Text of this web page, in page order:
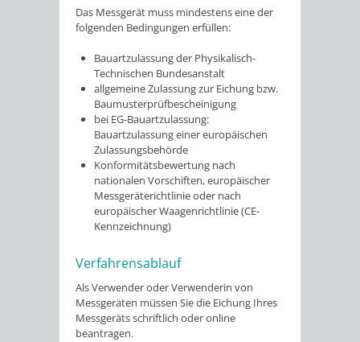
Das Messgerät muss mindestens eine der
folgenden Bedingungen erfüllen:
Bauartzulassung der Physikalisch-
Technischen Bundesanstalt
allgemeine Zulassung zur Eichung bzw.
Baumusterprüfbescheinigung
bei EG-Bauartzulassung:
Bauartzulassung einer europäischen
Zulassungsbehörde
Konformitätsbewertung nach
nationalen Vorschiften, europäischer
Messgeräterichtlinie oder nach
europäischer Waagenrichtlinie (CE-
Kennzeichnung)
Verfahrensablauf
Als Verwender oder Verwenderin von
Messgeräten müssen Sie die Eichung Ihres
Messgeräts schriftlich oder online
beantragen.